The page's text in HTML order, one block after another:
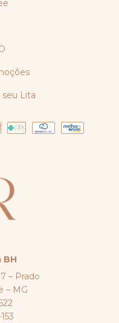
Lita
BH
– Prado
– MG